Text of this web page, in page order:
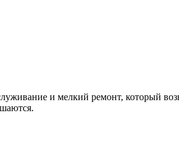
и мелкий ремонт, который